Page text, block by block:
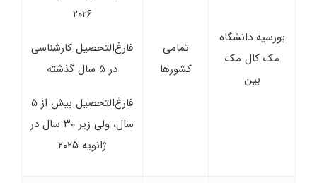
بورسیه دانشگاه
مک کال مک
بین
تمامی
کشورها
۲۰۲۶
فارغ‌التحصیل کارشناسی
در ۵ سال گذشته
فارغ‌التحصیل بیش از ۵
سال، ولی زیر ۳۰ سال در
ژانویه ۲۰۲۵